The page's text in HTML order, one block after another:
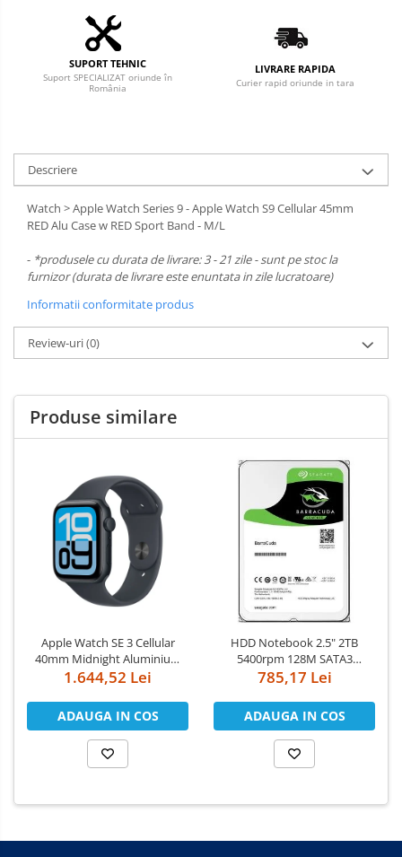
SUPORT TEHNIC
Suport SPECIALIZAT oriunde în
România
LIVRARE RAPIDA
Curier rapid oriunde in tara
Descriere
Watch > Apple Watch Series 9 - Apple Watch S9 Cellular 45mm
RED Alu Case w RED Sport Band - M/L
- *produsele cu durata de livrare: 3 - 21 zile - sunt pe stoc la
furnizor (durata de livrare este enuntata in zile lucratoare)
Informatii conformitate produs
Review-uri(0)
Produse similare
Apple Watch SE 3 Cellular
40mm Midnight Aluminium
Case with Midnight Sport
1.644,52 Lei
ADAUGA IN COS
HDD Notebook 2.5" 2TB
5400rpm 128M SATA3
SEAGATE
785,17 Lei
ADAUGA IN COS